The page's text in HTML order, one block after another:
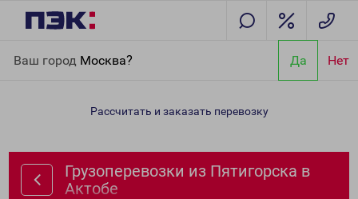
Ваш город Москва? Да Нет
Актобе
Рассчитать и заказать перевозку
Грузоперевозки из Пятигорска в
Актобе